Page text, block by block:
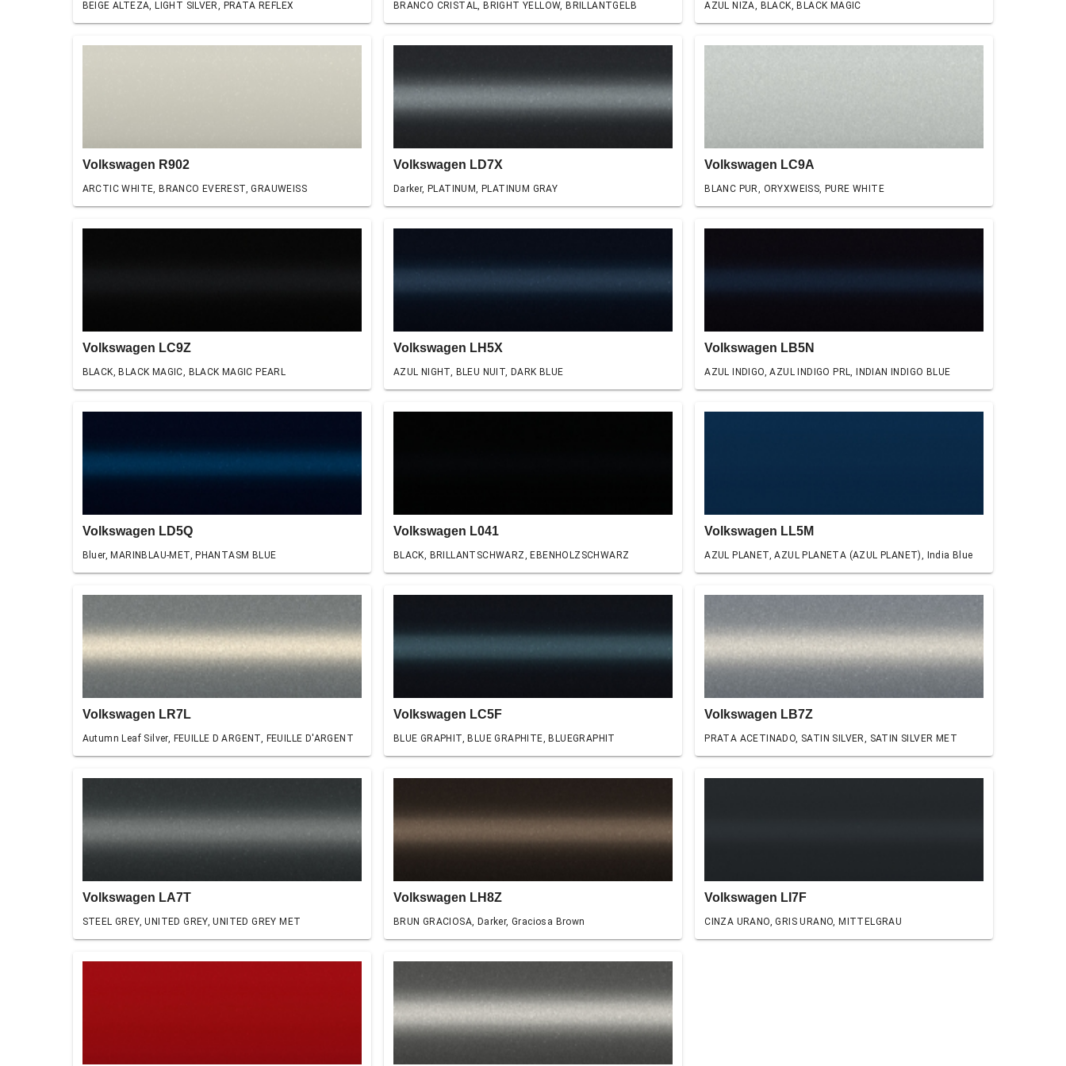
BEIGE ALTEZA, LIGHT SILVER, PRATA REFLEX BRANCO CRISTAL, BRIGHT YELLOW, BRILLANTGELB AZUL NIZA, BLACK, BLACK MAGIC
Volkswagen R902
ARCTIC WHITE, BRANCO EVEREST, GRAUWEISS
Volkswagen LD7X
Darker, PLATINUM, PLATINUM GRAY
Volkswagen LC9A
BLANC PUR, ORYXWEISS, PURE WHITE
Volkswagen LC9Z
BLACK, BLACK MAGIC, BLACK MAGIC PEARL
Volkswagen LH5X
AZUL NIGHT, BLEU NUIT, DARK BLUE
Volkswagen LB5N
AZUL INDIGO, AZUL INDIGO PRL, INDIAN INDIGO BLUE
Volkswagen LD5Q
Bluer, MARINBLAU-MET, PHANTASM BLUE
Volkswagen L041
BLACK, BRILLANTSCHWARZ, EBENHOLZSCHWARZ
Volkswagen LL5M
AZUL PLANET, AZUL PLANETA (AZUL PLANET), India Blue
Volkswagen LR7L
Autumn Leaf Silver, FEUILLE D ARGENT, FEUILLE D'ARGENT
Volkswagen LC5F
BLUE GRAPHIT, BLUE GRAPHITE, BLUEGRAPHIT
Volkswagen LB7Z
PRATA ACETINADO, SATIN SILVER, SATIN SILVER MET
Volkswagen LA7T
STEEL GREY, UNITED GREY, UNITED GREY MET
Volkswagen LH8Z
BRUN GRACIOSA, Darker, Graciosa Brown
Volkswagen LI7F
CINZA URANO, GRIS URANO, MITTELGRAU